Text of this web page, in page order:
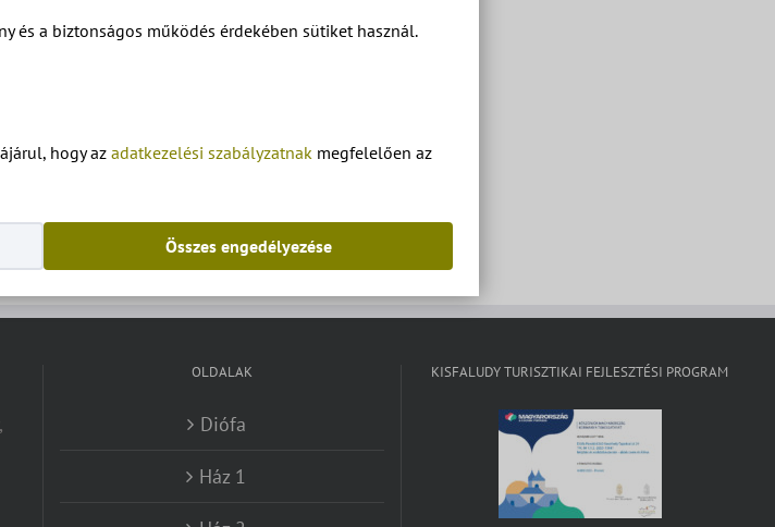
és a biztonságos működés érdekében sütiket használ.
hogy azadatkezelési szabályzatnak megfelelően az
Összes engedélyezése
OLDALAK
Diófa
Ház 1
KISFALUDY TURISZTIKAI FEJLESZTÉSI PROGRAM